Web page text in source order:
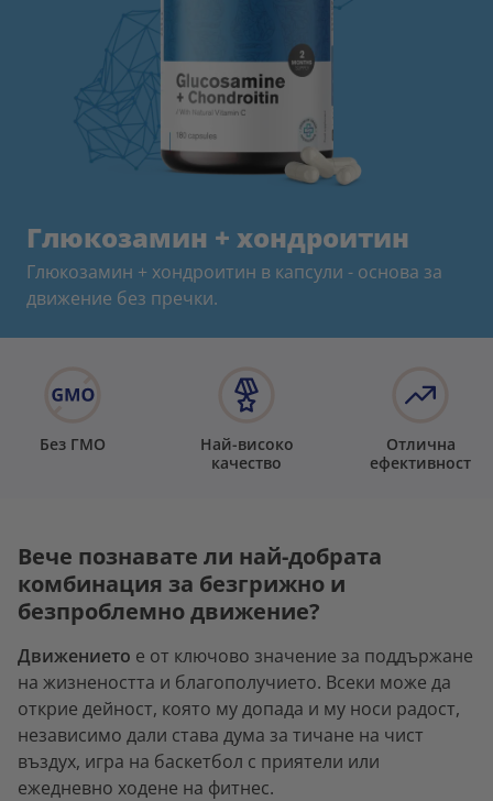
Глюкозамин + хондроитин
Глюкозамин + хондроитин в капсули - основа за
движение без пречки.
Без ГМО
Най-високо
качество
Отлична
ефективност
Вече познавате ли най-добрата
комбинация за безгрижно и
безпроблемно движение?
Движението е от ключово значение за поддържане
на жизнеността и благополучието. Всеки може да
открие дейност, която му допада и му носи радост,
независимо дали става дума за тичане на чист
въздух, игра на баскетбол с приятели или
ежедневно ходене на фитнес.